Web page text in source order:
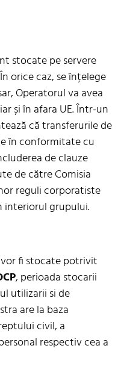
stocate pe servere
orice caz, se înțelege
Operatorul va avea
și în afara UE. Într-un
că transferurile de
în conformitate cu
de clauze
de către Comisia
reguli corporatiste
grupului.
fi stocate potrivit
, perioada stocarii
utilizarii si de
are la baza
civil, a
respectiv cea a